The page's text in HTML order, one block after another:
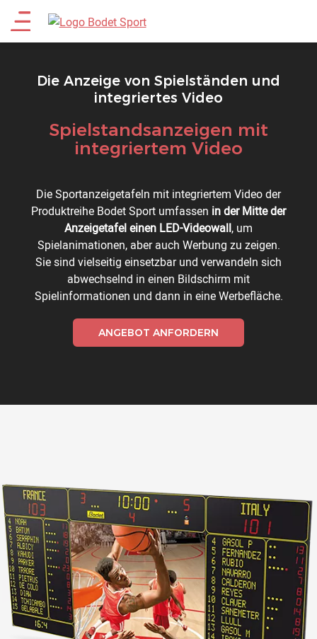
Direkt
zum
Inhalt
Main
menu
Die Anzeige von Spielständen und
integriertes Video
TitreSpielstandsanzeigen mit
integriertem Video
Description
Die Sportanzeigetafeln mit integriertem Video der
Produktreihe Bodet Sport umfassen in der Mitte der
Anzeigetafel einen LED-Videowall, um
Spielanimationen, aber auch Werbung zu zeigen.
Sie sind vielseitig einsetzbar und verwandeln sich
abwechselnd in einen Bildschirm mit
Spielinformationen und dann in eine Werbefläche.
ANGEBOT ANFORDERN